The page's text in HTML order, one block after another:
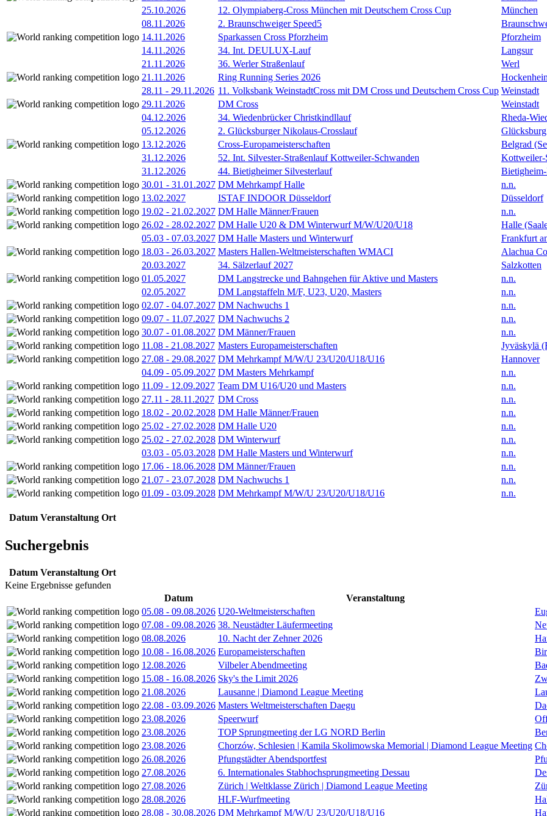
25.10.2026
12. Olympiaberg-Cross München mit Deutschem Cross Cup
München
08.11.2026
2. Braunschweiger Speed5
14.11.2026
Sparkassen Cross Pforzheim
Pforzheim
14.11.2026
34. Int. DEULUX-Lauf
Langsur
21.11.2026
36. Werler Straßenlauf
Werl
21.11.2026
Ring Running Series 2026
28.11 - 29.11.2026 11. Volksbank WeinstadtCross mit DM Cross und Deutschem Cross Cup Weinstadt
29.11.2026
DM Cross
Weinstadt
04.12.2026
34. Wiedenbrücker Christkindllauf
Rheda-
05.12.2026
2. Glücksburger Nikolaus-Crosslauf
Glücksburg
13.12.2026
Cross-Europameisterschaften
Belgrad
31.12.2026
52. Int. Silvester-Straßenlauf Kottweiler-Schwanden
Kottweiler-
31.12.2026
44. Bietigheimer Silvesterlauf
30.01 - 31.01.2027 DM Mehrkampf Halle
n.n.
13.02.2027
ISTAF INDOOR Düsseldorf
Düsseldorf
19.02 - 21.02.2027 DM Halle Männer/Frauen
n.n.
26.02 - 28.02.2027 DM Halle U20 & DM Winterwurf M/W/U20/U18
Halle
05.03 - 07.03.2027 DM Halle Masters und Winterwurf
Frankfurt
18.03 - 26.03.2027 Masters Hallen-Weltmeisterschaften WMACI
Alachua
20.03.2027
34. Sälzerlauf 2027
Salzkotten
01.05.2027
DM Langstrecke und Bahngehen für Aktive und Masters
n.n.
02.05.2027
DM Langstaffeln M/F, U23, U20, Masters
n.n.
02.07 - 04.07.2027 DM Nachwuchs 1
n.n.
09.07 - 11.07.2027 DM Nachwuchs 2
n.n.
30.07 - 01.08.2027 DM Männer/Frauen
n.n.
11.08 - 21.08.2027 Masters Europameisterschaften
Jyväskylä
27.08 - 29.08.2027 DM Mehrkampf M/W/U 23/U20/U18/U16
Hannover
04.09 - 05.09.2027 DM Masters Mehrkampf
n.n.
11.09 - 12.09.2027 Team DM U16/U20 und Masters
n.n.
27.11 - 28.11.2027 DM Cross
n.n.
18.02 - 20.02.2028 DM Halle Männer/Frauen
n.n.
25.02 - 27.02.2028 DM Halle U20
n.n.
25.02 - 27.02.2028 DM Winterwurf
n.n.
03.03 - 05.03.2028 DM Halle Masters und Winterwurf
n.n.
17.06 - 18.06.2028 DM Männer/Frauen
n.n.
21.07 - 23.07.2028 DM Nachwuchs 1
n.n.
01.09 - 03.09.2028 DM Mehrkampf M/W/U 23/U20/U18/U16 n.n.
Datum Veranstaltung Ort
Suchergebnis
Datum Veranstaltung Ort
Keine Ergebnisse gefunden
Datum
Veranstaltung
05.08 - 09.08.2026 U20-Weltmeisterschaften
07.08 - 09.08.2026 38. Neustädter Läufermeeting
08.08.2026
10. Nacht der Zehner 2026
10.08 - 16.08.2026 Europameisterschaften
12.08.2026
Vilbeler Abendmeeting
15.08 - 16.08.2026 Sky's the Limit 2026
21.08.2026
Lausanne | Diamond League Meeting
22.08 - 03.09.2026 Masters Weltmeisterschaften Daegu
23.08.2026
Speerwurf
23.08.2026
TOP Sprungmeeting der LG NORD Berlin
23.08.2026
Chorzów, Schlesien | Kamila Skolimowska Memorial | Diamond League Meeting
26.08.2026
Pfungstädter Abendsportfest
27.08.2026
6. Internationales Stabhochsprungmeeting Dessau
27.08.2026
Zürich | Weltklasse Zürich | Diamond League Meeting
28.08.2026
HLF-Wurfmeeting
28.08 - 30.08.2026 DM Mehrkampf M/W/U 23/U20/U18/U16